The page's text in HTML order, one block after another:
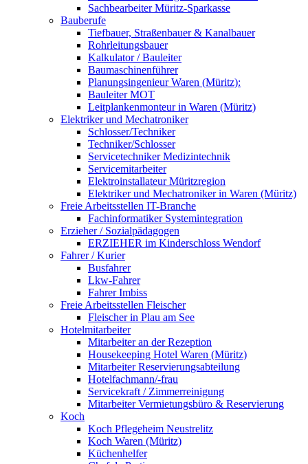
Sachbearbeiter Müritz-Sparkasse
Bauberufe
Tiefbauer, Straßenbauer & Kanalbauer
Rohrleitungsbauer
Kalkulator / Bauleiter
Baumaschinenführer
Planungsingenieur Waren (Müritz):
Bauleiter MOT
Leitplankenmonteur in Waren (Müritz)
Elektriker und Mechatroniker
Schlosser/Techniker
Techniker/Schlosser
Servicetechniker Medizintechnik
Servicemitarbeiter
Elektroinstallateur Müritzregion
Elektriker und Mechatroniker in Waren (Müritz)
Freie Arbeitsstellen IT-Branche
Fachinformatiker Systemintegration
Erzieher / Sozialpädagogen
ERZIEHER im Kinderschloss Wendorf
Fahrer / Kurier
Busfahrer
Lkw-Fahrer
Fahrer Imbiss
Freie Arbeitsstellen Fleischer
Fleischer in Plau am See
Hotelmitarbeiter
Mitarbeiter an der Rezeption
Housekeeping Hotel Waren (Müritz)
Mitarbeiter Reservierungsabteilung
Hotelfachmann/-frau
Servicekraft / Zimmerreinigung
Mitarbeiter Vermietungsbüro & Reservierung
Koch
Koch Pflegeheim Neustrelitz
Koch Waren (Müritz)
Küchenhelfer